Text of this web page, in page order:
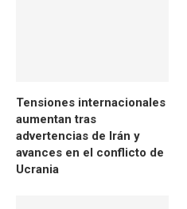
Tensiones internacionales
aumentan tras
advertencias de Irán y
avances en el conflicto de
Ucrania